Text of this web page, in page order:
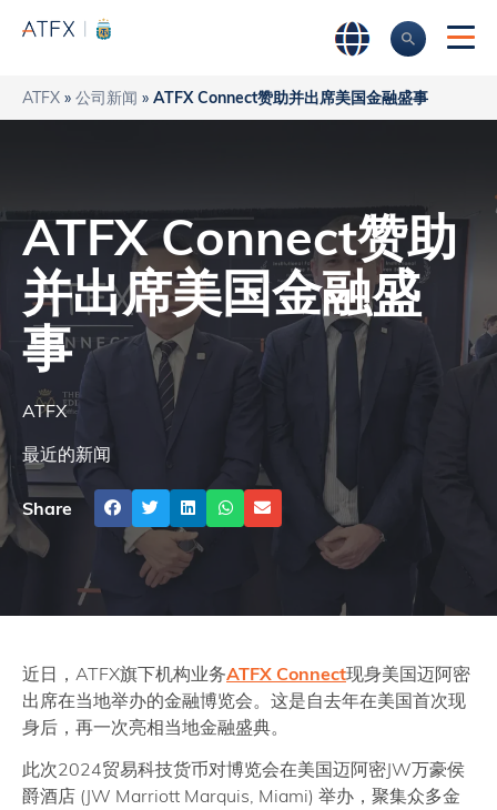
ATFX » 公司新闻 » ATFX Connect赞助并出席美国金融盛事
ATFX Connect赞助
并出席美国金融盛
事
ATFX
最近的新闻
Share
近日，ATFX旗下机构业务ATFX Connect现身美国迈阿密
出席在当地举办的金融博览会。这是自去年在美国首次现
身后，再一次亮相当地金融盛典。
此次2024贸易科技货币对博览会在美国迈阿密JW万豪侯
爵酒店 (JW Marriott Marquis, Miami) 举办，聚集众多金